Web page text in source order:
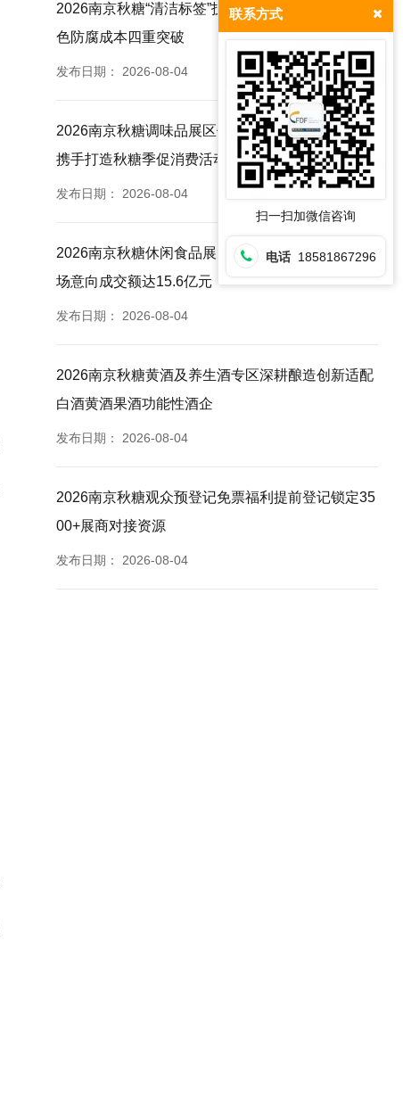
2026南京秋糖“清洁标签”技术解决方案展｜保水护
色防腐成本四重突破
发布日期： 2026-08-04
2026南京秋糖调味品展区依托展城融合思路与南京
携手打造秋糖季促消费活动
发布日期： 2026-08-04
2026南京秋糖休闲食品展区往届830家企业参展现
场意向成交额达15.6亿元
发布日期： 2026-08-04
2026南京秋糖黄酒及养生酒专区深耕酿造创新适配
白酒黄酒果酒功能性酒企
发布日期： 2026-08-04
2026南京秋糖观众预登记免票福利提前登记锁定35
00+展商对接资源
发布日期： 2026-08-04
联系方式
扫一扫加微信咨询
电话 18581867296